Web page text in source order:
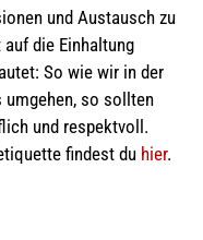
und Austausch zu
die Einhaltung
So wie wir in der
umgehen, so sollten
und respektvoll.
findest du hier.